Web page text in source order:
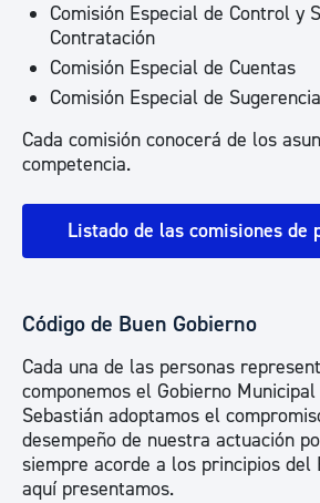
Comisión Especial de Control y
Contratación
Comisión Especial de Cuentas
Comisión Especial de
Cada comisión conocerá de los
competencia.
Listado de las comisiones de
Código de Buen Gobierno
Cada una de las personas
componemos el Gobierno
Sebastián adoptamos el
desempeño de nuestra actuación
siempre acorde a los principios del
aquí presentamos.